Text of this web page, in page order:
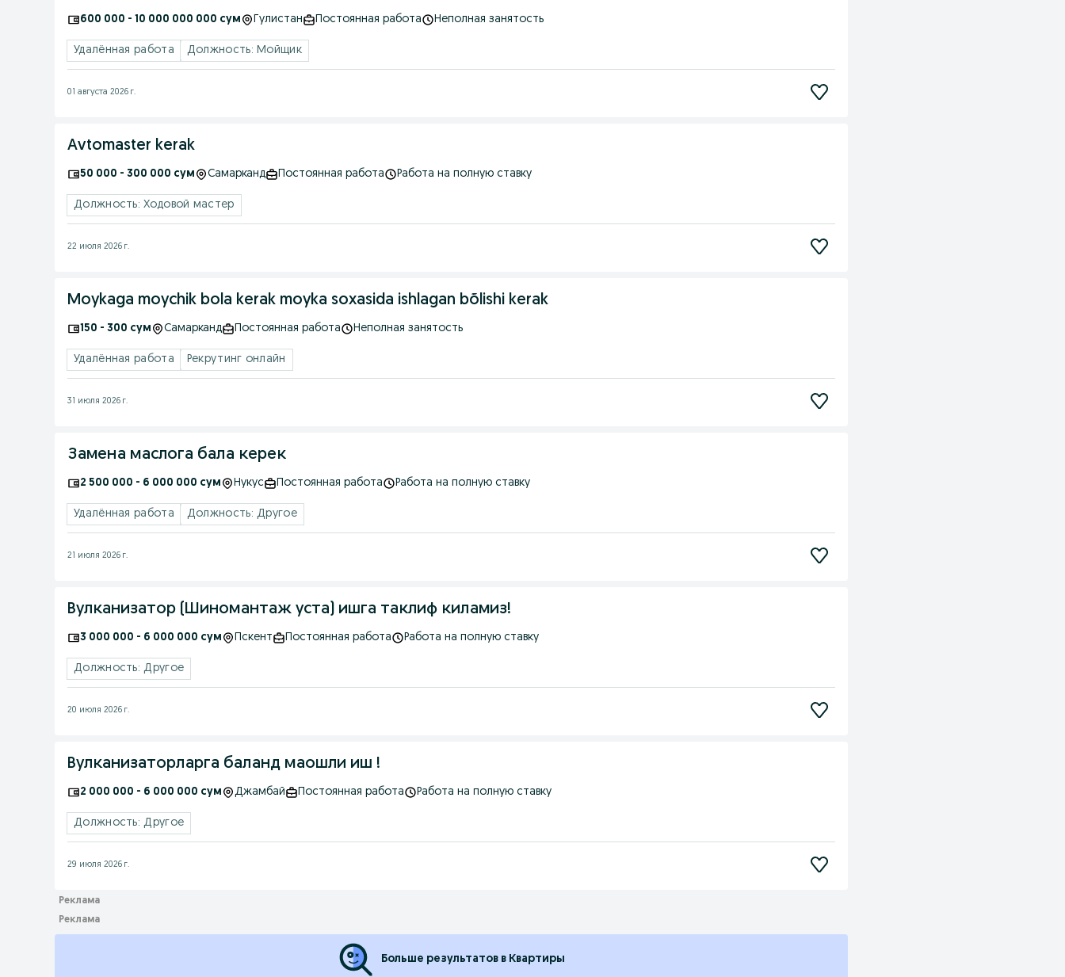
600 000 - 10 000 000 000 сум Гулистан Постоянная работа Неполная занятость
Удалённая работа Должность: Мойщик
01 августа 2026 г.
Avtomaster kerak
50 000 - 300 000 сум Самарканд Постоянная работа Работа на полную ставку
Должность: Ходовой мастер
22 июля 2026 г.
Moykaga moychik bola kerak moyka soxasida ishlagan bõlishi kerak
150 - 300 сум Самарканд Постоянная работа Неполная занятость
Удалённая работа Рекрутинг онлайн
31 июля 2026 г.
Замена маслога бала керек
2 500 000 - 6 000 000 сум Нукус Постоянная работа Работа на полную ставку
Удалённая работа Должность: Другое
21 июля 2026 г.
Вулканизатор (Шиномантаж уста) ишга таклиф киламиз!
3 000 000 - 6 000 000 сум Пскент Постоянная работа Работа на полную ставку
Должность: Другое
20 июля 2026 г.
Вулканизаторларга баланд маошли иш !
2 000 000 - 6 000 000 сум Джамбай Постоянная работа Работа на полную ставку
Должность: Другое
29 июля 2026 г.
Больше результатов в Квартиры